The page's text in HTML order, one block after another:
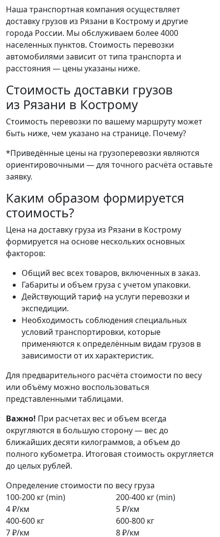
Наша транспортная компания осуществляет
доставку грузов из Рязани в Кострому и другие
города России. Мы обслуживаем более 4000
населенных пунктов. Стоимость перевозки
автомобилями зависит от типа транспорта и
расстояния — цены указаны ниже.
Стоимость доставки грузов
из Рязани в Кострому
Стоимость перевозки по вашему маршруту может
быть ниже, чем указано на странице. Почему?
*Приведённые цены на грузоперевозки являются
ориентировочными — для точного расчёта оставьте
заявку.
Каким образом формируется
стоимость?
Цена на доставку груза из Рязани в Кострому
формируется на основе нескольких основных
факторов:
Общий вес всех товаров, включенных в заказ.
Габариты и объем груза с учетом упаковки.
Действующий тариф на услуги перевозки и
экспедиции.
Необходимость соблюдения специальных
условий транспортировки, которые
применяются к определённым видам грузов в
зависимости от их характеристик.
Для предварительного расчёта стоимости по весу
или объёму можно воспользоваться
представленными таблицами.
Важно! При расчетах вес и объем всегда
округляются в большую сторону — вес до
ближайших десяти килограммов, а объем до
полного кубометра. Итоговая стоимость округляется
до целых рублей.
Определение стоимости по весу груза
100-200 кг (min)
4 ₽/км
200-400 кг (min)
5 ₽/км
400-600 кг
7 ₽/км
600-800 кг
8 ₽/км